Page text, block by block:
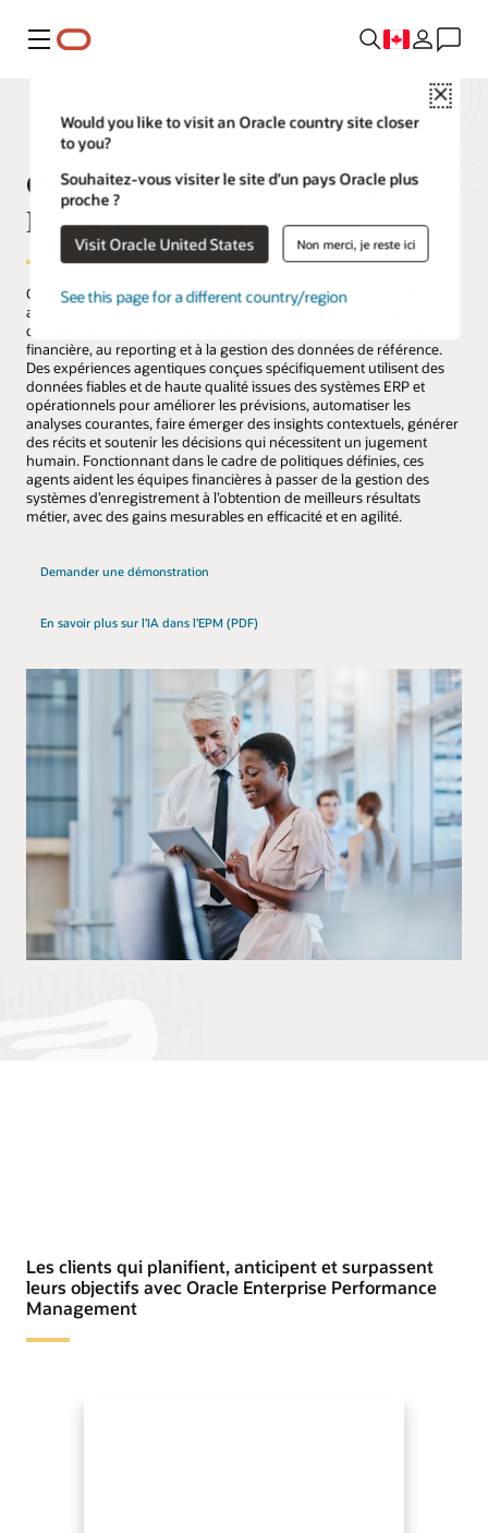
Menu
Close
Would you like to visit an Oracle country site closer
to you?
Souhaitez-vous visiter le site d’un pays Oracle plus
proche ?
Visit Oracle United States Non merci, je reste ici
See this page for a different country/region
Oracle Fusion Cloud Enterprise
Performance Management
Oracle Fusion Cloud Enterprise Performance Management (EPM)
aide la finance à évoluer vers des opérations autonomes grâce à
des agents d’IA intégrés à la planification connectée, à la clôture
financière, au reporting et à la gestion des données de référence.
Des expériences agentiques conçues spécifiquement utilisent des
données fiables et de haute qualité issues des systèmes ERP et
opérationnels pour améliorer les prévisions, automatiser les
analyses courantes, faire émerger des insights contextuels, générer
des récits et soutenir les décisions qui nécessitent un jugement
humain. Fonctionnant dans le cadre de politiques définies, ces
agents aident les équipes financières à passer de la gestion des
systèmes d’enregistrement à l’obtention de meilleurs résultats
métier, avec des gains mesurables en efficacité et en agilité.
Demander une démonstration
En savoir plus sur l’IA dans l’EPM (PDF)
Les clients qui planifient, anticipent et surpassent
leurs objectifs avec Oracle Enterprise Performance
Management